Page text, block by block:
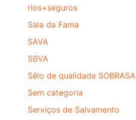
rios+seguros
Sala da Fama
SAVA
SBVA
Sêlo de qualidade SOBRASA
Sem categoria
Serviços de Salvamento